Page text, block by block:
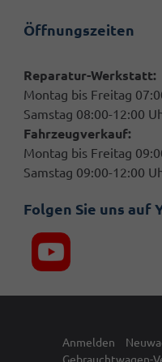
Öffnungszeiten
Reparatur-Werkstatt:
Montag bis Freitag
Samstag 08:00-12:00
Fahrzeugverkauf:
Montag bis Freitag
Samstag 09:00-12:00
Folgen Sie uns auf
Anmelden